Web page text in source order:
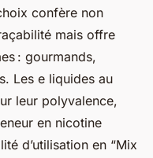
confère non
mais offre
: gourmands,
Les e liquides au
leur polyvalence,
en nicotine
d’utilisation en “Mix